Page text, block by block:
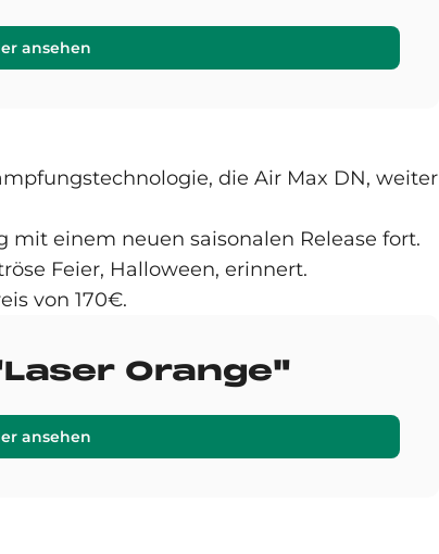
ansehen
die Air Max DN, weiter
einem neuen saisonalen Release fort.
Feier, Halloween, erinnert.
von 170€.
Orange"
ansehen